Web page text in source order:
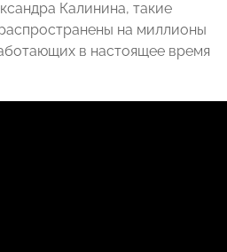
Калинина, такие
на миллионы
в настоящее время